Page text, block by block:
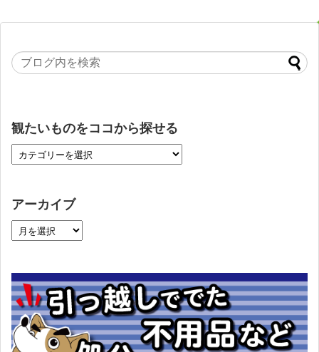
観たいものをココから探せる
アーカイブ